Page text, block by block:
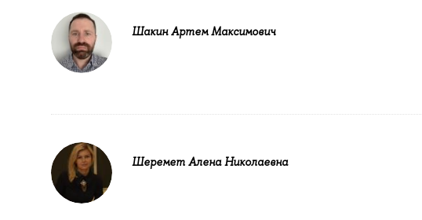
Шакин Артем Максимович
Шеремет Алена Николаевна